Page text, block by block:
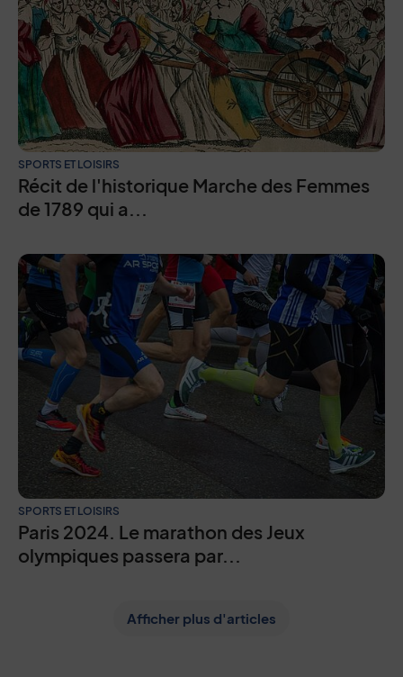
SPORTS ET LOISIRS
Récit de l'historique Marche des Femmes
de 1789 qui a...
SPORTS ET LOISIRS
Paris 2024. Le marathon des Jeux
olympiques passera par...
Afficher plus d'articles